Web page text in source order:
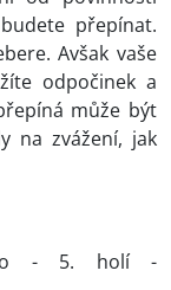
přepínat.
Avšak vaše
odpočinek a
může být
na zvážení, jak
- 5. holí -